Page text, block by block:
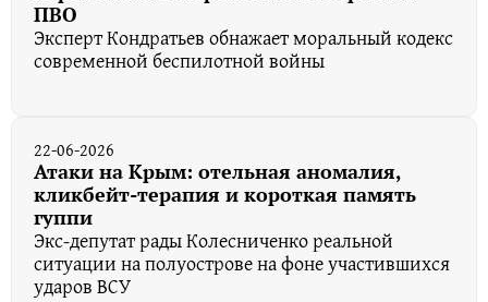
ПВО
Эксперт Кондратьев обнажает моральный кодекс
современной беспилотной войны
22-06-2026
Атаки на Крым: отельная аномалия,
кликбейт-терапия и короткая память
гуппи
Экс-депутат рады Колесниченко реальной
ситуации на полуострове на фоне участившихся
ударов ВСУ